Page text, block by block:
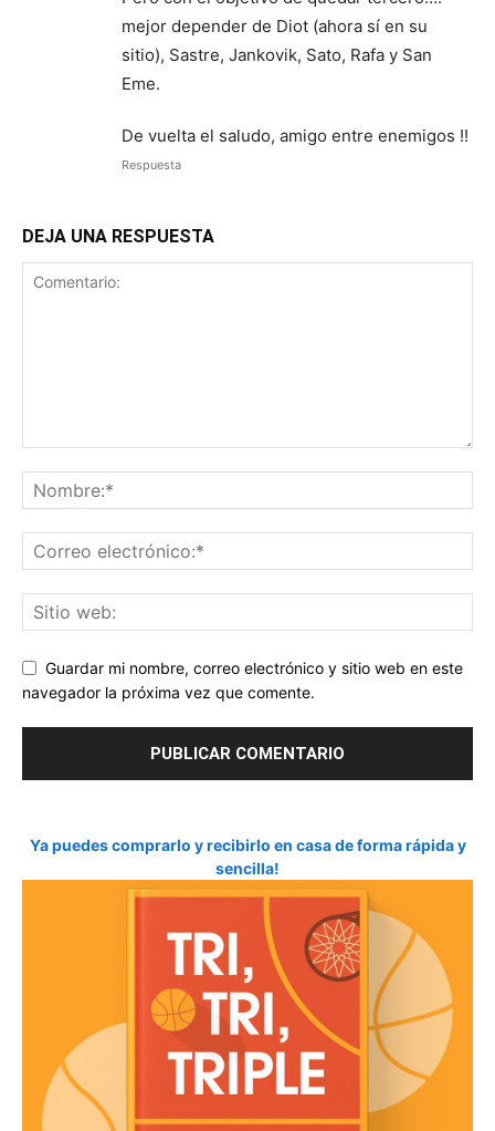
mejor depender de Diot (ahora sí en su
sitio), Sastre, Jankovik, Sato, Rafa y San
Eme.
De vuelta el saludo, amigo entre enemigos !!
Respuesta
DEJA UNA RESPUESTA
Guardar mi nombre, correo electrónico y sitio web en este
navegador la próxima vez que comente.
Ya puedes comprarlo y recibirlo en casa de forma rápida y
sencilla!